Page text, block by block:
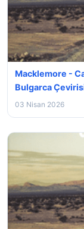
Macklemore -
Bulgarca
03 Nisan 2026